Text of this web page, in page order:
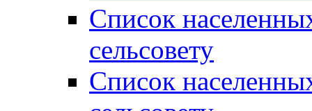
Список
сельсовету
Список